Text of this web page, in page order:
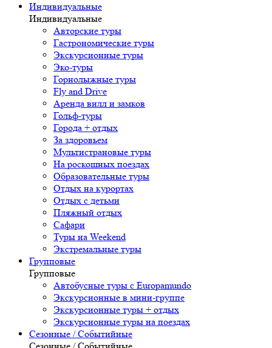
Индивидуальные
Индивидуальные
Авторские туры
Гастрономические туры
Экскурсионные туры
Эко-туры
Горнолыжные туры
Fly and Drive
Аренда вилл и замков
Гольф-туры
Города + отдых
За здоровьем
Мультистрановые туры
На роскошных поездах
Образовательные туры
Отдых на курортах
Отдых с детьми
Пляжный отдых
Сафари
Туры на Weekend
Экстремальные туры
Групповые
Групповые
Автобусные туры с Europamundo
Экскурсионные в мини-группе
Экскурсионные туры + отдых
Экскурсионные туры на поездах
Сезонные / Событийные